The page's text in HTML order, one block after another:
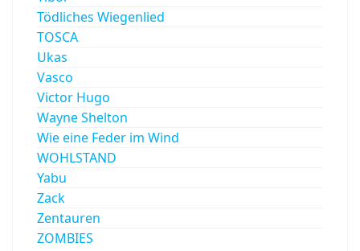
Tödliches Wiegenlied
TOSCA
Ukas
Vasco
Victor Hugo
Wayne Shelton
Wie eine Feder im Wind
WOHLSTAND
Yabu
Zack
Zentauren
ZOMBIES